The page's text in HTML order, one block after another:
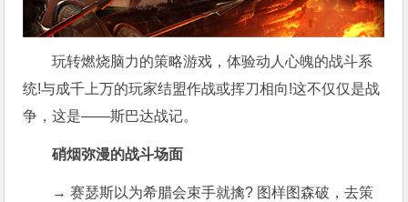
玩转燃烧脑力的策略游戏，体验动人心魄的战斗系
统!与成千上万的玩家结盟作战或挥刀相向!这不仅仅是战
争，这是——斯巴达战记。
硝烟弥漫的战斗场面
→ 赛瑟斯以为希腊会束手就擒? 图样图森破，去策